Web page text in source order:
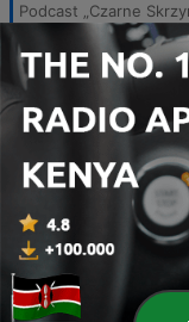
30 Jun 2026
35 - Dzień, w
34 - Koszmar pod
Travisa Scotta
16 Jun 2026
33 - Tragiczny
Mans 1955